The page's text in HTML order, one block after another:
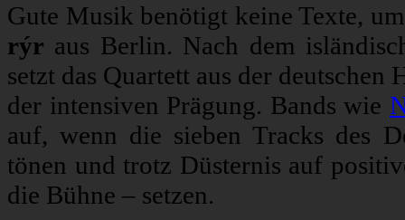
Gute Musik benötigt keine Texte,
rýr aus Berlin. Nach dem
setzt das Quartett aus der
der intensiven Prägung. Bands wie
auf, wenn die sieben Tracks des
tönen und trotz Düsternis auf
die Bühne – setzen.